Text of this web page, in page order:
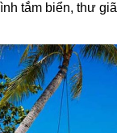
tắm biển, thư